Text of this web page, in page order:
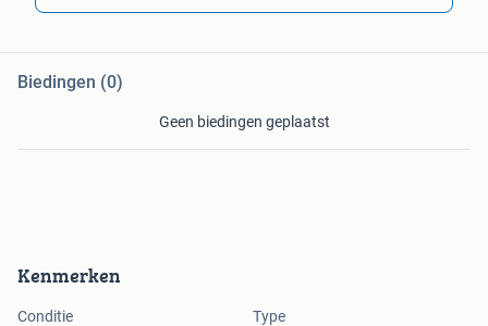
Kenmerken
Conditie Type
Biedingen (0)
Geen biedingen geplaatst